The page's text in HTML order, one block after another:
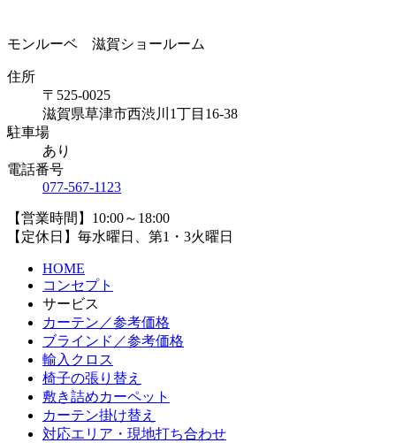
モンルーベ 滋賀ショールーム
住所
〒525-0025
滋賀県草津市西渋川1丁目16-38
駐車場
あり
電話番号
077-567-1123
【営業時間】10:00～18:00
【定休日】毎水曜日、第1・3火曜日
HOME
コンセプト
サービス
カーテン／参考価格
ブラインド／参考価格
輸入クロス
椅子の張り替え
敷き詰めカーペット
カーテン掛け替え
対応エリア・現地打ち合わせ